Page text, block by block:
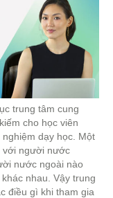
trung tâm cung
cho học viên
dạy học. Một
với người nước
nước ngoài nào
nhau. Vậy trung
điều gì khi tham gia